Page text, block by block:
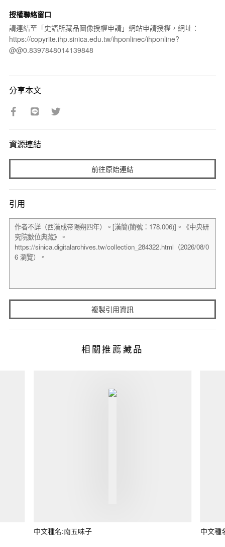
授權聯絡窗口
請連結至「史語所藏品圖像授權申請」網站申請授權，網址：
https://copyrite.ihp.sinica.edu.tw/ihponlinec/ihponline?
@@0.8397848014139848
分享本文
資源連結
前往原始連結
引用
複製引用資訊
相關推薦藏品
中文種名:南五味子 中文種